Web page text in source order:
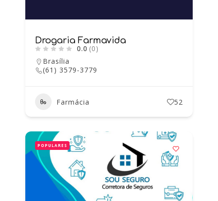
Drogaria Farmavida
0.0 (0)
Brasília
(61) 3579-3779
Farmácia 52
POPULARES